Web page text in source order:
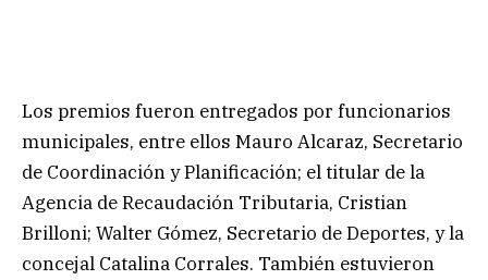
Los premios fueron entregados por funcionarios
municipales, entre ellos Mauro Alcaraz, Secretario
de Coordinación y Planificación; el titular de la
Agencia de Recaudación Tributaria, Cristian
Brilloni; Walter Gómez, Secretario de Deportes, y la
concejal Catalina Corrales. También estuvieron